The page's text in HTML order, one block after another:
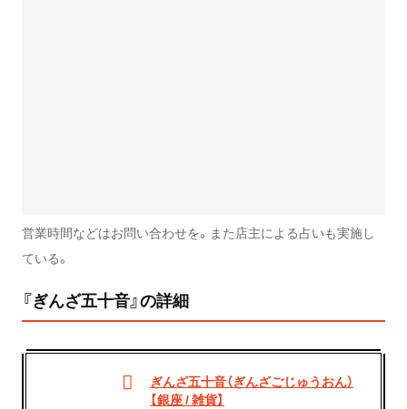
営業時間などはお問い合わせを。また店主による占いも実施し
ている。
『ぎんざ五十音』の詳細
ぎんざ五十音（ぎんざごじゅうおん）
【銀座 / 雑貨】